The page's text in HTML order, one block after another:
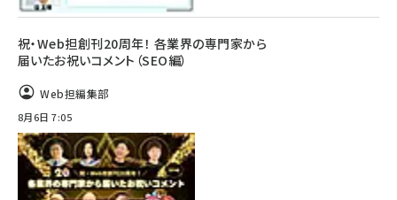
祝・Web担創刊20周年！ 各業界の専門家から
届いたお祝いコメント（SEO編）
Web担編集部
8月6日 7:05